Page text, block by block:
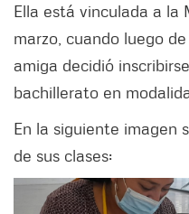
Ella está vinculada a la
marzo, cuando luego
amiga decidió
bachillerato en
En la siguiente imagen
de sus clases: